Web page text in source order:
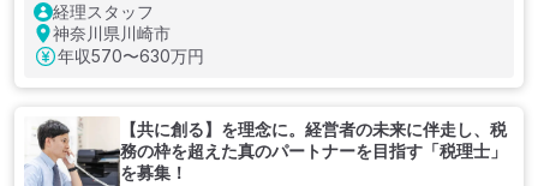
経理スタッフ
神奈川県川崎市
年収570〜630万円
【共に創る】を理念に。経営者の未来に伴走し、税
務の枠を超えた真のパートナーを目指す「税理士」
を募集！